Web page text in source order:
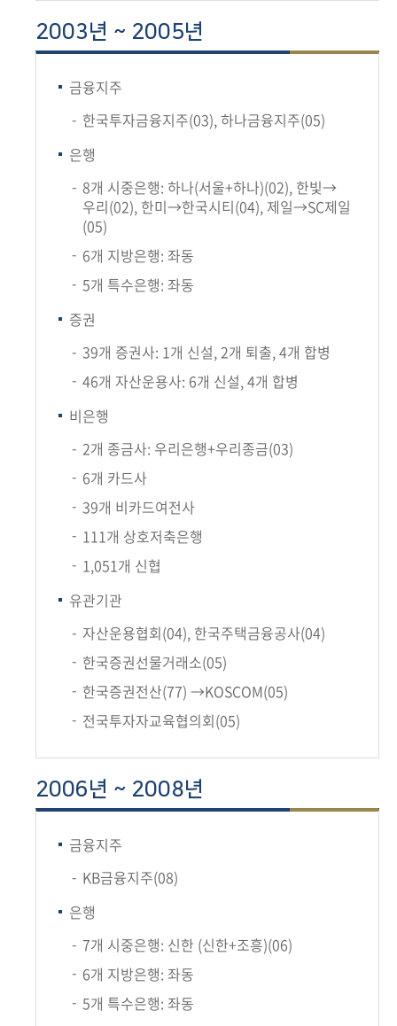
2003년 ~ 2005년
금융지주
한국투자금융지주(03), 하나금융지주(05)
은행
8개 시중은행: 하나(서울+하나)(02), 한빛→
우리(02), 한미→한국시티(04), 제일→SC제일
(05)
6개 지방은행: 좌동
5개 특수은행: 좌동
증권
39개 증권사: 1개 신설, 2개 퇴출, 4개 합병
46개 자산운용사: 6개 신설, 4개 합병
비은행
2개 종금사: 우리은행+우리종금(03)
6개 카드사
39개 비카드여전사
111개 상호저축은행
1,051개 신협
유관기관
자산운용협회(04), 한국주택금융공사(04)
한국증권선물거래소(05)
한국증권전산(77) →KOSCOM(05)
전국투자자교육협의회(05)
2006년 ~ 2008년
금융지주
KB금융지주(08)
은행
7개 시중은행: 신한 (신한+조흥)(06)
6개 지방은행: 좌동
5개 특수은행: 좌동